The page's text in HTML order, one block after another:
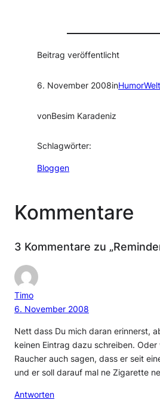
Beitrag veröffentlicht
6. November 2008inHumorWelt
vonBesim Karadeniz
Schlagwörter:
Bloggen
Kommentare
3 Kommentare zu
Timo
6. November 2008
Nett dass Du mich daran erinnerst,
keinen Eintrag dazu schreiben. Oder
Raucher auch sagen, dass er seit
und er soll darauf mal ne Zigarette
Antworten